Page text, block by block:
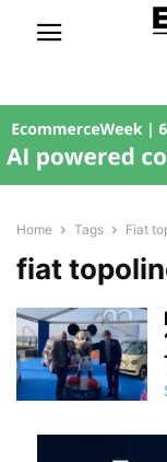
Home Tags Fiat
fiat